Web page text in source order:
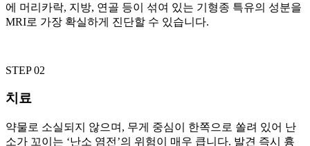
에 머리카락, 지방, 연골 등이 섞여 있는 기형종 특유의 성분을
MRI로 가장 확실하게 진단할 수 있습니다.
STEP 02
치료
약물로 소실되지 않으며, 무게 중심이 한쪽으로 쏠려 있어 난
소가 꼬이는 ‘난소 염전’의 위험이 매우 큽니다. 발견 즉시 흉